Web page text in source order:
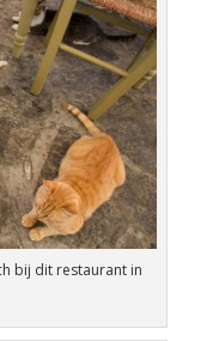
bij dit restaurant in